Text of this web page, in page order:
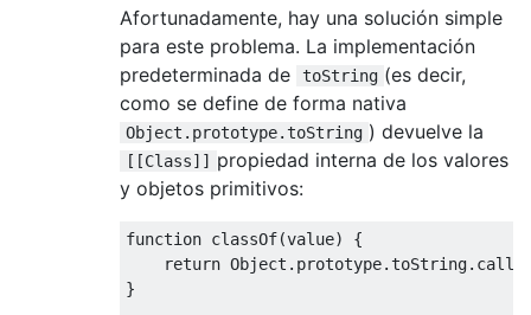
Afortunadamente, hay una solución simple
para este problema. La implementación
predeterminada de
toString (es decir,
como se define de forma nativa
Object.prototype.toString ) devuelve la
[[Class]] propiedad interna de los valores
y objetos primitivos:
function classOf(value)
{
return Object . prototype.toString. call
}